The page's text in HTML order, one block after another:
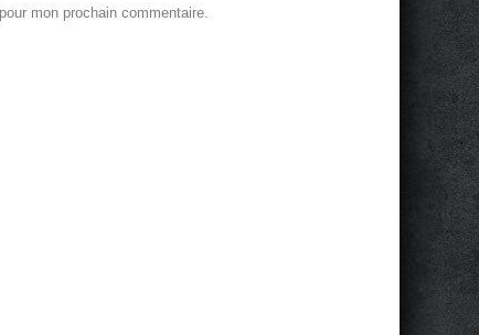
mon prochain commentaire.